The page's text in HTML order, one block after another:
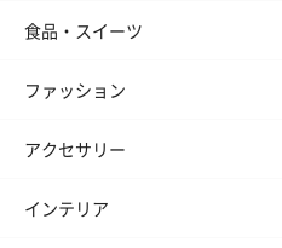
食品・スイーツ
ファッション
アクセサリー
インテリア